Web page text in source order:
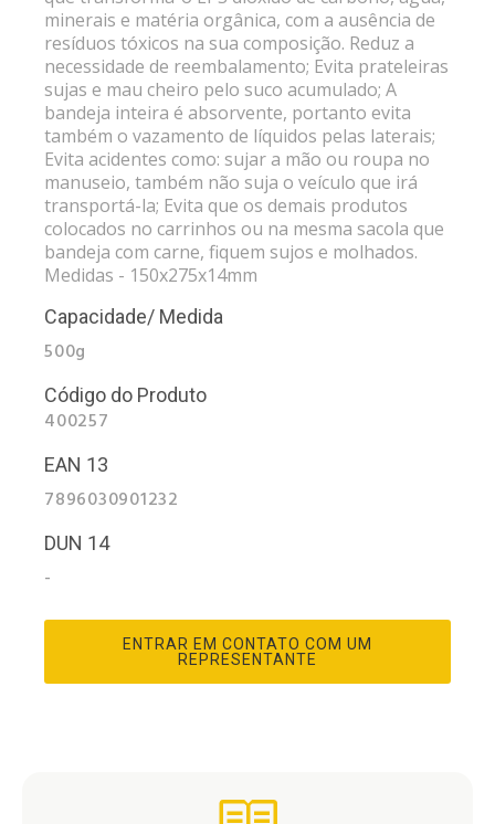
minerais e matéria orgânica, com a ausência de
resíduos tóxicos na sua composição. Reduz a
necessidade de reembalamento; Evita prateleiras
sujas e mau cheiro pelo suco acumulado; A
bandeja inteira é absorvente, portanto evita
também o vazamento de líquidos pelas laterais;
Evita acidentes como: sujar a mão ou roupa no
manuseio, também não suja o veículo que irá
transportá-la; Evita que os demais produtos
colocados no carrinhos ou na mesma sacola que
bandeja com carne, fiquem sujos e molhados.
Medidas - 150x275x14mm
Capacidade/ Medida
500g
Código do Produto
400257
EAN 13
7896030901232
DUN 14
-
ENTRAR EM CONTATO COM UM
REPRESENTANTE